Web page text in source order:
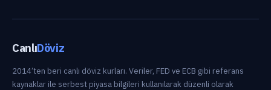
CanlıDöviz
2014’ten beri canlı döviz kurları. Veriler, FED ve ECB gibi referans
kaynaklar ile serbest piyasa bilgileri kullanılarak düzenli olarak